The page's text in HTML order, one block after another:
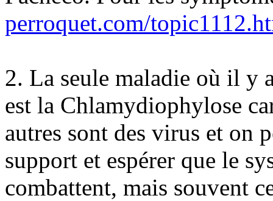
perroquet.com/
2. La seule maladie où il y
est la Chlamydiophylose
autres sont des virus et on
support et espérer que le
combattent, mais souvent